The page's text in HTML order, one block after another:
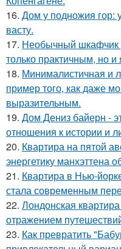
16. Дом у подножия гор:
васту.
17. Необычный шкафчик
только практичным, но
18. Минималистичная и
пример того, как даже
выразительным.
19. Дом Дениз байерн -
отношения к истории и
20. Квартира на пятой
энергетику манхэттена
21. Квартира в Нью-
стала современным
22. Лондонская
отражением
23. Как превратить